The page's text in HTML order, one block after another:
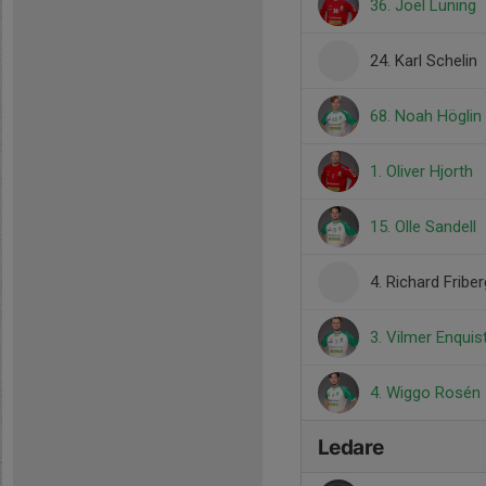
36. Joel Lüning
24. Karl Schelin
68. Noah Höglin
1. Oliver Hjorth
15. Olle Sandell
4. Richard
3. Vilmer
4. Wiggo Rosén
Ledare